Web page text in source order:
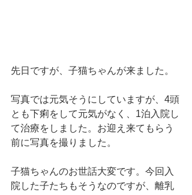
先日ですが、子猫ちゃんが来ました。
写真では元気そうにしていますが、4頭
とも下痢をして元気がなく、1泊入院し
て治療をしました。お迎え来てもらう
前に写真を撮りました。
子猫ちゃんのお世話大変です。今回入
院した子たちもそうなのですが、離乳